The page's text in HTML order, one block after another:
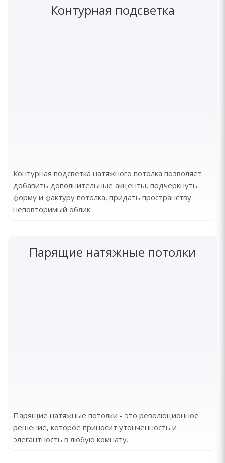
Контурная подсветка
Контурная подсветка натяжного потолка позволяет
добавить дополнительные акценты, подчеркнуть
форму и фактуру потолка, придать пространству
неповторимый облик.
Парящие натяжные потолки
Парящие натяжные потолки - это революционное
решение, которое приносит утонченность и
элегантность в любую комнату.